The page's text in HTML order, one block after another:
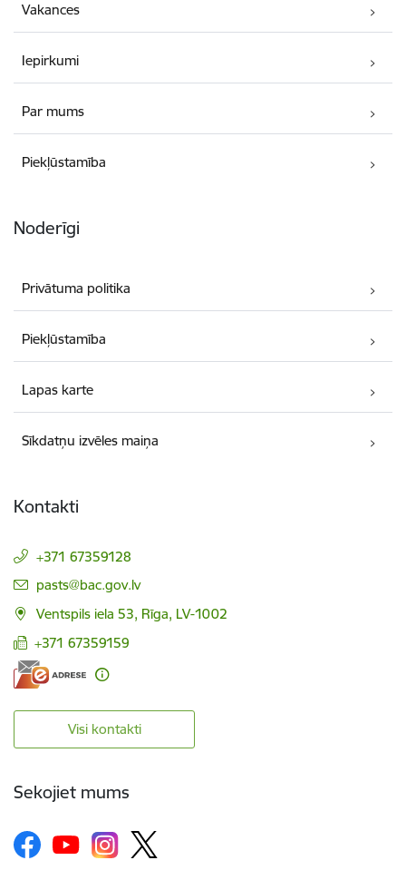
Vakances
Iepirkumi
Par mums
Piekļūstamība
Noderīgi
Privātuma politika
Piekļūstamība
Lapas karte
Sīkdatņu izvēles maiņa
Kontakti
+371 67359128
E-pasts:
pasts@bac.gov.lv
Ventspils iela 53, Rīga, LV-1002
+371 67359159
Visi kontakti
Sekojiet mums